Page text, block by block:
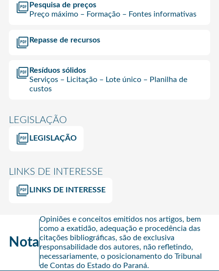
Pesquisa de preços
Preço máximo – Formação – Fontes informativas
Repasse de recursos
Resíduos sólidos
Serviços – Licitação – Lote único – Planilha de
custos
LEGISLAÇÃO
LEGISLAÇÃO
LINKS DE INTERESSE
LINKS DE INTERESSE
Nota
Opiniões e conceitos emitidos nos artigos, bem
como a exatidão, adequação e procedência das
citações bibliográficas, são de exclusiva
responsabilidade dos autores, não refletindo,
necessariamente, o posicionamento do Tribunal
de Contas do Estado do Paraná.